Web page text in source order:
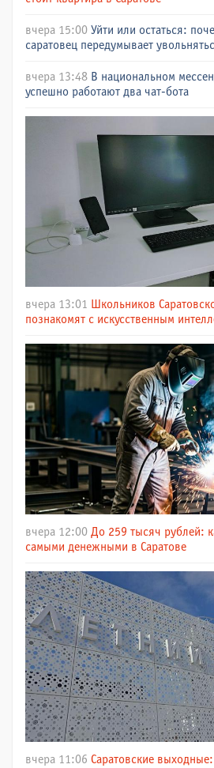
вчера 15:00 Уйти или остаться:
саратовец передумывает
вчера 13:48 В национальном
успешно работают два чат-бота
вчера 13:01
Школьников
познакомят с искусственным
вчера 12:00 До 259 тысяч рублей:
самыми денежными в Саратове
вчера 11:06 Саратовские